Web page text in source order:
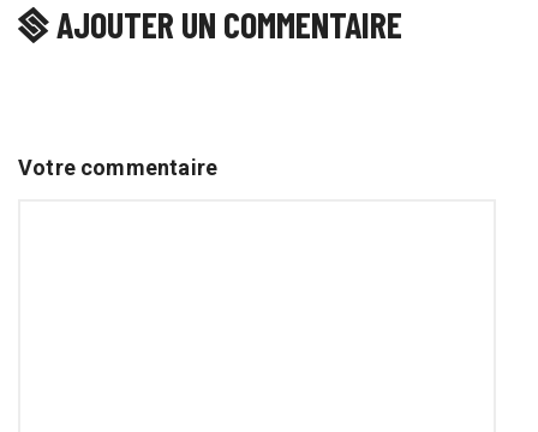
AJOUTER UN COMMENTAIRE
Votre commentaire